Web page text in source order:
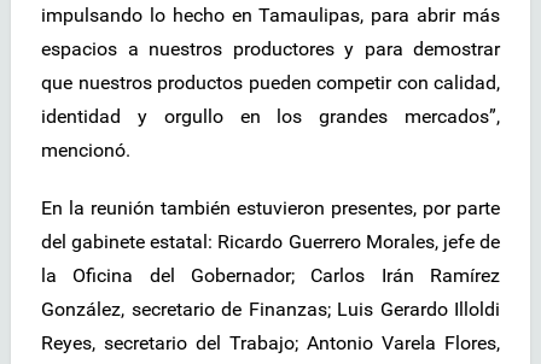
impulsando lo hecho en Tamaulipas, para abrir más
espacios a nuestros productores y para demostrar
que nuestros productos pueden competir con calidad,
identidad y orgullo en los grandes mercados”,
mencionó.
En la reunión también estuvieron presentes, por parte
del gabinete estatal: Ricardo Guerrero Morales, jefe de
la Oficina del Gobernador; Carlos Irán Ramírez
González, secretario de Finanzas; Luis Gerardo Illoldi
Reyes, secretario del Trabajo; Antonio Varela Flores,